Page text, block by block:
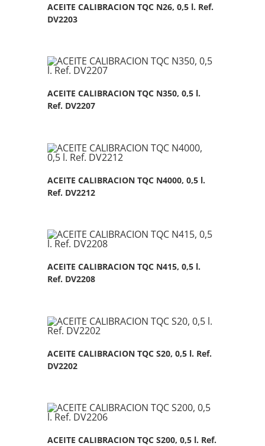
ACEITE CALIBRACION TQC N26, 0,5 l. Ref.
DV2203
ACEITE CALIBRACION TQC N350, 0,5 l.
Ref. DV2207
ACEITE CALIBRACION TQC N4000, 0,5 l.
Ref. DV2212
ACEITE CALIBRACION TQC N415, 0,5 l.
Ref. DV2208
ACEITE CALIBRACION TQC S20, 0,5 l. Ref.
DV2202
ACEITE CALIBRACION TQC S200, 0,5 l. Ref.